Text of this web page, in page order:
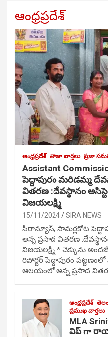
ఆంధ్రప్రదేశ్
ఆంధ్రప్రదేశ్ తాజా వార్తలు ప్రజా
Assistant
పెద్దాపురం మరిడమ్మ
వితరణ :దేవస్థానం
విజయలక్ష్మి
15/11/2024 SIRA NEWS
సిరాన్యూస్, సామర్లకోట
అన్న ప్రసాద వితరణ
విజయలక్ష్మి * చెక్కును
రిపోర్టర్ పెద్దాపురం
ఆలయంలో అన్న ప్రసాద
ఆంధ్రప్రదేశ్
ప్రముఖ వార్తలు
MLA
విప్ గా